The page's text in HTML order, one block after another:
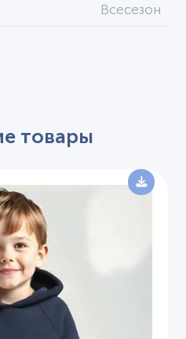
Всесезон
товары